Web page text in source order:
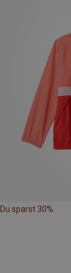
Du sparst 30%